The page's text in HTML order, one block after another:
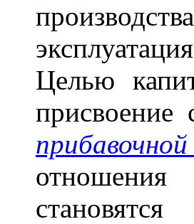
Целью
присвоение
отношения